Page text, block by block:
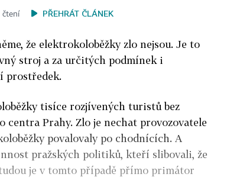
čtení
PŘEHRÁT ČLÁNEK
že elektrokoloběžky zlo nejsou. Je to
stroj a za určitých podmínek i
prostředek.
tisíce rozjívených turistů bez
centra Prahy. Zlo je nechat provozovatele
povalovaly po chodnících. A
pražských politiků, kteří slibovali, že
je v tomto případě přímo primátor